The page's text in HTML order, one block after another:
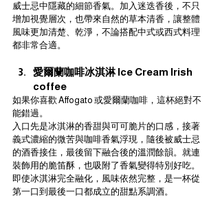
威士忌中隱藏的細節香氣。加入迷迭香後，不只
增加視覺層次，也帶來自然的草本清香，讓整體
風味更加清楚、乾淨，不論搭配中式或西式料理
都非常合適。
愛爾蘭咖啡冰淇淋 Ice Cream Irish
coffee
如果你喜歡 Affogato 或愛爾蘭咖啡，這杯絕對不
能錯過。
入口先是冰淇淋的香甜與可可脆片的口感，接著
義式濃縮的微苦與咖啡香氣浮現，隨後被威士忌
的酒香接住，最後留下融合後的溫潤餘韻。就連
裝飾用的脆笛酥，也吸附了香氣變得特別好吃。
即使冰淇淋完全融化，風味依然完整，是一杯從
第一口到最後一口都成立的甜點系調酒。